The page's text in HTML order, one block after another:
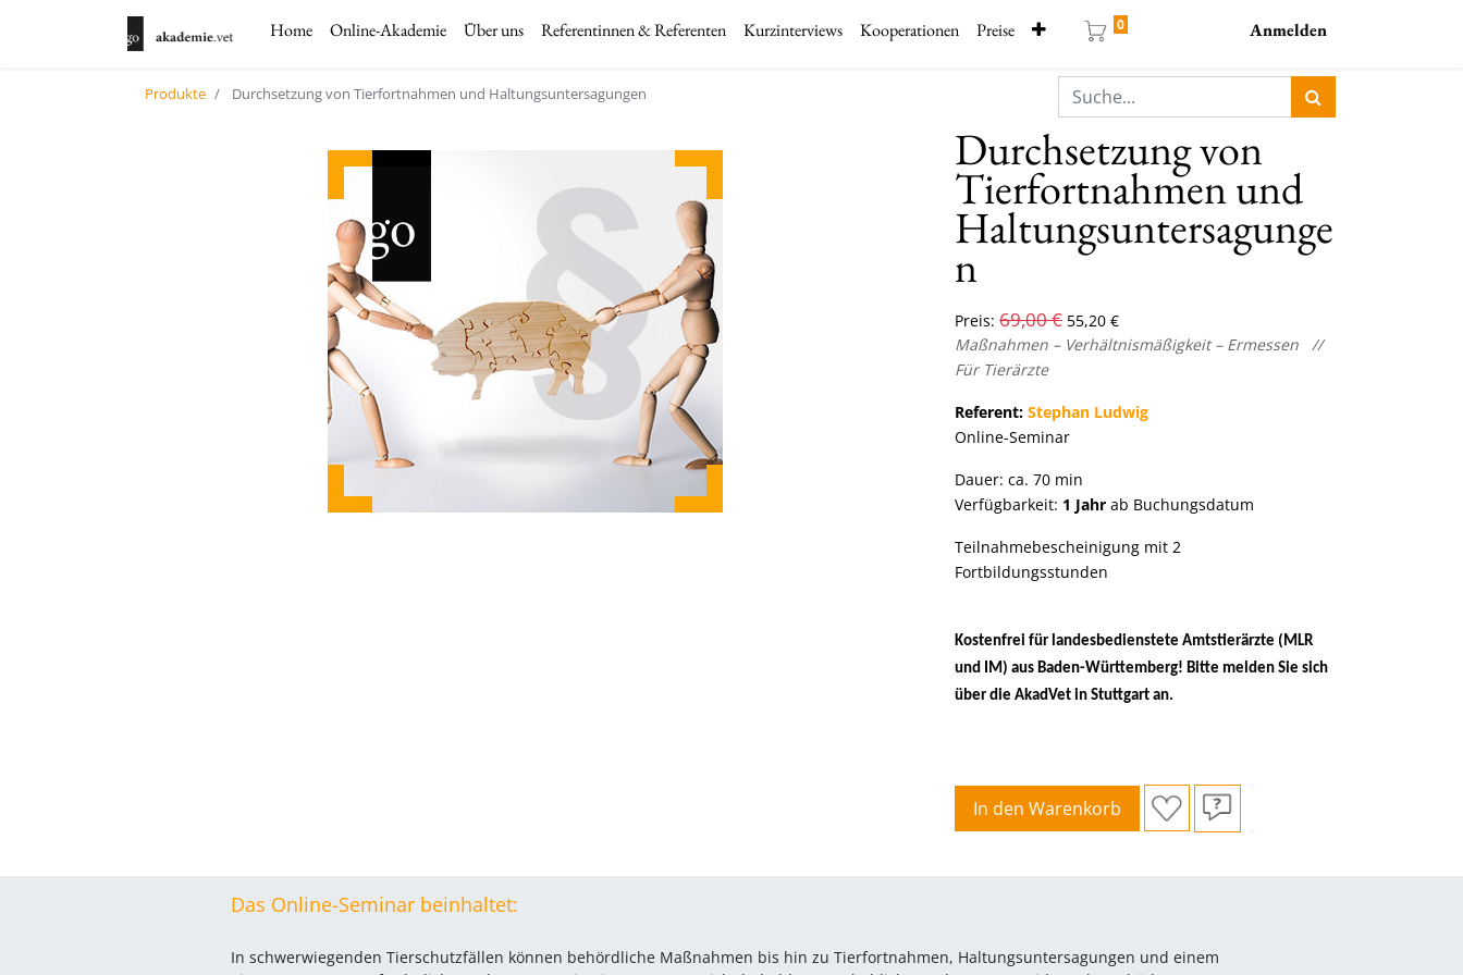
Home Online-Akademie Über uns Referentinnen & Referenten Kurzinterviews Kooperationen Preise 0 Anmelden
Produkte Durchsetzung von Tierfortnahmen und Haltungsuntersagungen
Durchsetzung von
Tierfortnahmen und
Haltungsuntersagunge
n
Preis: 69,00€ 55,20 €
Maßnahmen – Verhältnismäßigkeit – Ermessen //
Für Tierärzte
Referent: Stephan Ludwig
Online-Seminar
Dauer: ca. 70 min
Verfügbarkeit: 1 Jahr ab Buchungsdatum
Teilnahmebescheinigung mit 2
Fortbildungsstunden
Kostenfrei für landesbedienstete Amtstierärzte (MLR
und IM) aus Baden-Württemberg! Bitte melden Sie sich
über die AkadVet in Stuttgart an.
In den Warenkorb
Das Online-Seminar beinhaltet:
In schwerwiegenden Tierschutzfällen können behördliche Maßnahmen bis hin zu Tierfortnahmen, Haltungsuntersagungen und einem